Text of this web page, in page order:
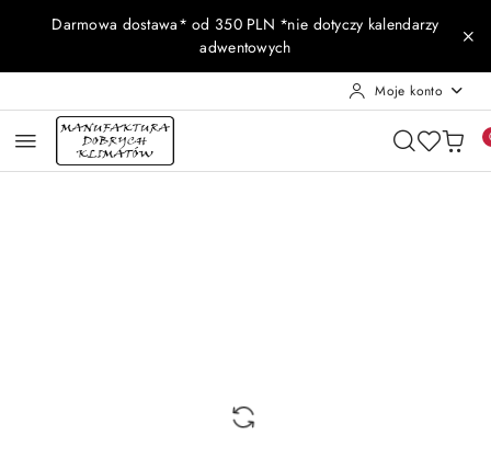
Przejdź do treści głównej
Przejdź do wyszukiwarki
Przejdź do moje konto
Przejdź do menu głównego
Przejdź do opisu produktu
Przejdź do stopki
Darmowa dostawa* od 350 PLN *nie dotyczy kalendarzy
adwentowych
Moje konto